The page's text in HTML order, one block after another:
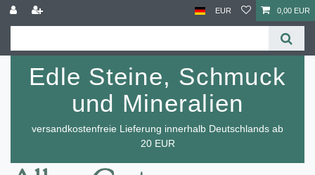
EUR 0,00 EUR
Edle Steine, Schmuck
und Mineralien
versandkostenfreie Lieferung innerhalb Deutschlands ab
20 EUR